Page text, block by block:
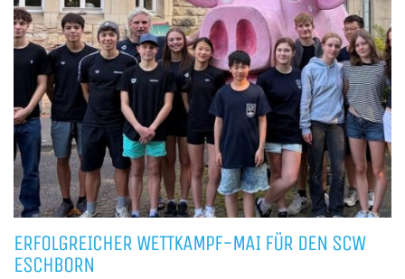
ERFOLGREICHER WETTKAMPF-MAI FÜR DEN SCW
ESCHBORN